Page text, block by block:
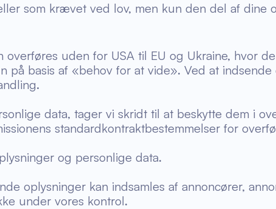
som krævet ved lov, men kun den del af dine
uden for USA til EU og Ukraine, hvor
på basis af «behov for at vide». Ved at
data, tager vi skridt til at beskytte dem i
standardkontraktbestemmelser for
og personlige data.
oplysninger kan indsamles af annoncører,
under vores kontrol.